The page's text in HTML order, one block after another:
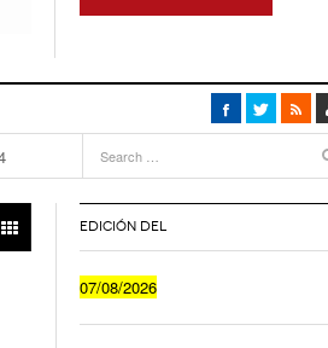
- 4
EDICIÓN DEL
07/08/2026